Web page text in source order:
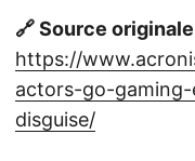
🔗 Source originale
https://
actors-go-
disguise/